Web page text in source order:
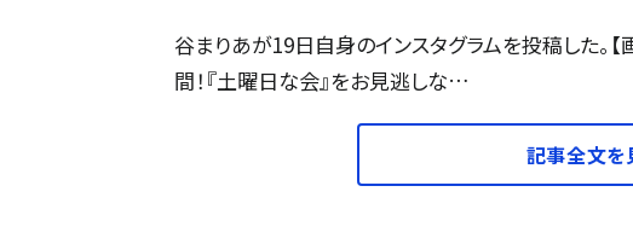
谷まりあが19日自身のインスタグラムを投稿した。
間！『土曜日な会』をお見逃しな…
記事全文を